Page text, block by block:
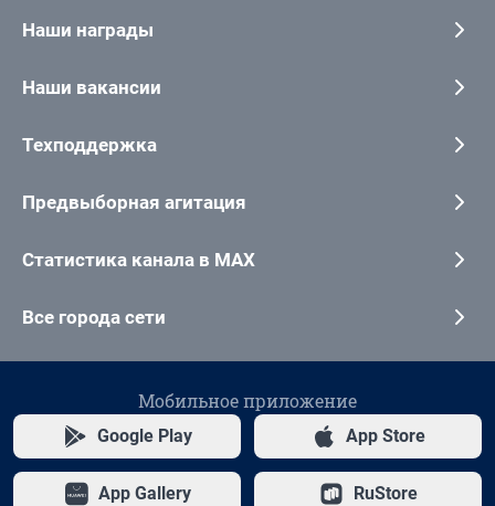
Наши награды
Наши вакансии
Техподдержка
Предвыборная агитация
Статистика канала в MAX
Все города сети
Мобильное приложение
Google Play App Store
App Gallery RuStore